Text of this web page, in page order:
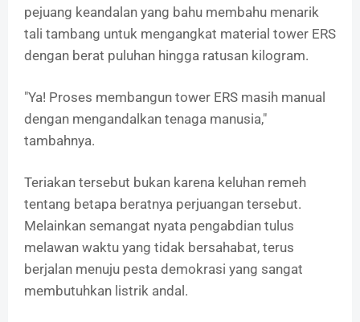
pejuang keandalan yang bahu membahu menarik
tali tambang untuk mengangkat material tower ERS
dengan berat puluhan hingga ratusan kilogram.
"Ya! Proses membangun tower ERS masih manual
dengan mengandalkan tenaga manusia,"
tambahnya.
Teriakan tersebut bukan karena keluhan remeh
tentang betapa beratnya perjuangan tersebut.
Melainkan semangat nyata pengabdian tulus
melawan waktu yang tidak bersahabat, terus
berjalan menuju pesta demokrasi yang sangat
membutuhkan listrik andal.